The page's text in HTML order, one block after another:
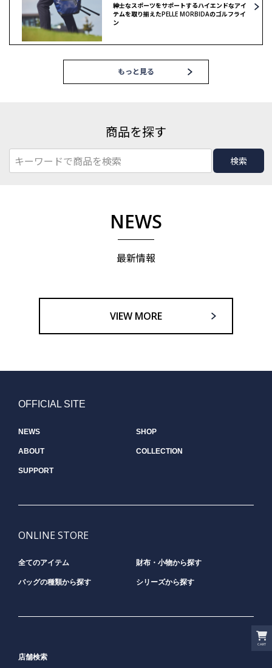
CART
紳士なスポーツをサポートするハイエンドなアイ
テムを取り揃えたPELLE MORBIDAのゴルフライ
ン
もっと見る
商品を探す
検索
NEWS
最新情報
VIEW MORE
OFFICIAL SITE
NEWS SHOP
ABOUT COLLECTION
SUPPORT
ONLINE STORE
全てのアイテム 財布・小物から探す
バッグの種類から探す シリーズから探す
店舗検索